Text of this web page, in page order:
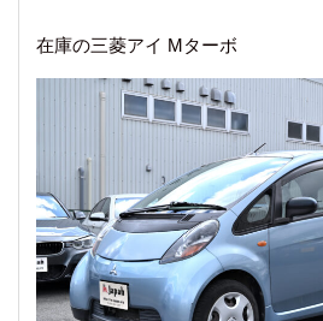
在庫の三菱アイ Mターボ